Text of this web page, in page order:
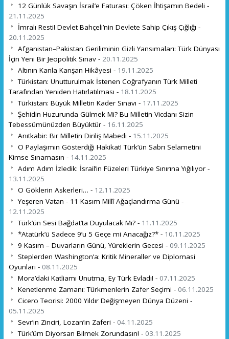
12 Günlük Savaşın İsrail’e Faturası: Çöken İhtişamın Bedeli -
21.11.2025
İmralı Resti! Devlet Bahçeli’nin Devlete Sahip Çıkış Çığlığı -
20.11.2025
Afganistan–Pakistan Geriliminin Gizli Yansımaları: Türk Dünyası
İçin Yeni Bir Jeopolitik Sınav - 20.11.2025
Altının Kanla Karışan Hikâyesi - 19.11.2025
Türkistan: Unutturulmak İstenen Coğrafyanın Türk Milleti
Tarafından Yeniden Hatırlatılması - 18.11.2025
Türkistan: Büyük Milletin Kader Sınavı - 17.11.2025
Şehidin Huzurunda Gülmek Mi? Bu Milletin Vicdanı Sizin
Tebessümünüzden Büyüktür - 16.11.2025
Anıtkabir: Bir Milletin Diriliş Mabedi - 15.11.2025
O Paylaşımın Gösterdiği Hakikat! Türk’ün Sabrı Selametini
Kimse Sınamasın - 14.11.2025
Adım Adım İzledik: İsrail’in Füzeleri Türkiye Sınırına Yığılıyor -
13.11.2025
O Göklerin Askerleri… - 12.11.2025
Yeşeren Vatan - 11 Kasım Millî Ağaçlandırma Günü -
12.11.2025
Türk’ün Sesi Bağdat’ta Duyulacak Mı? - 11.11.2025
*Atatürk’ü Sadece 9’u 5 Geçe mi Anacağız?* - 10.11.2025
9 Kasım – Duvarların Günü, Yüreklerin Gecesi - 09.11.2025
Steplerden Washington’a: Kritik Mineraller ve Diplomasi
Oyunları - 08.11.2025
Mora’daki Katliamı Unutma, Ey Türk Evladı! - 07.11.2025
Kenetlenme Zamanı: Türkmenlerin Zafer Seçimi - 06.11.2025
Cicero Teorisi: 2000 Yıldır Değişmeyen Dünya Düzeni -
05.11.2025
Sevr’in Zinciri, Lozan’ın Zaferi - 04.11.2025
Türk’üm Diyorsan Bilmek Zorundasın! - 03.11.2025